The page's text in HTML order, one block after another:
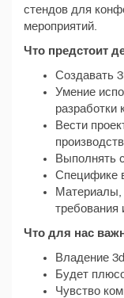
стендов для
мероприятий.
Что предстоит
Создавать
Умение
разработки
Вести
Выполнять
Специфике
Материалы,
требования
Что для нас
Владение
Будет
Чувство